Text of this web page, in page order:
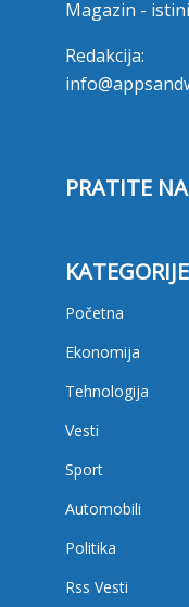
Magazin -
Redakcija:
PRATITE
KATEGORIJE
Početna
Ekonomija
Tehnologija
Vesti
Sport
Automobili
Politika
Rss Vesti